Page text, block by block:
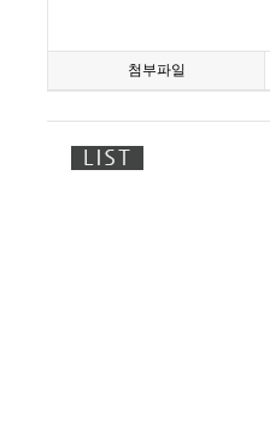
첨부파일